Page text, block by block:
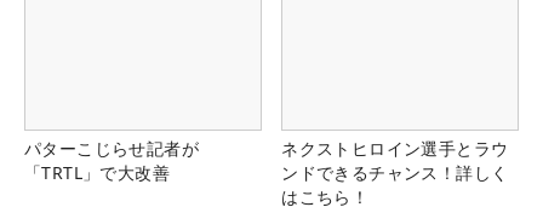
パターこじらせ記者が
「TRTL」で大改善
ネクストヒロイン選手とラウ
ンドできるチャンス！詳しく
はこちら！